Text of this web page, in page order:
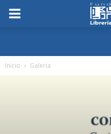
Inicio Galeria